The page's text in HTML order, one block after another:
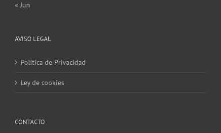
« Jun
AVISO LEGAL
Política de Privacidad
Ley de cookies
CONTACTO